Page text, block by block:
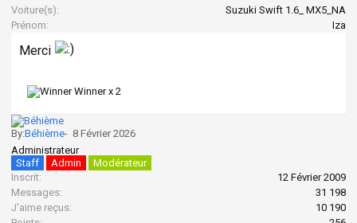
Voiture(s):
Suzuki Swift 1.6_ MX5_NA
Prénom:
Iza
Merci
Winner x2
By:Béhième- 8 Février 2026
Administrateur
Staff
Admin
Modérateur
Inscrit:
12 Février 2009
Messages:
31 198
J'aime reçus:
10 190